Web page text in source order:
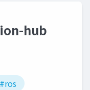
hub
#ros